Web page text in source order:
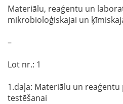
Materiālu, reaģentu un
mikrobioloģiskajai un
–
Lot nr.: 1
1.daļa: Materiālu un
testēšanai